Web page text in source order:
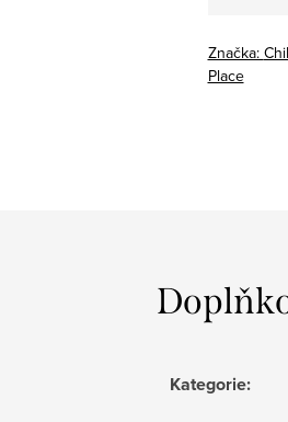
Značka:
Place
Kategorie: